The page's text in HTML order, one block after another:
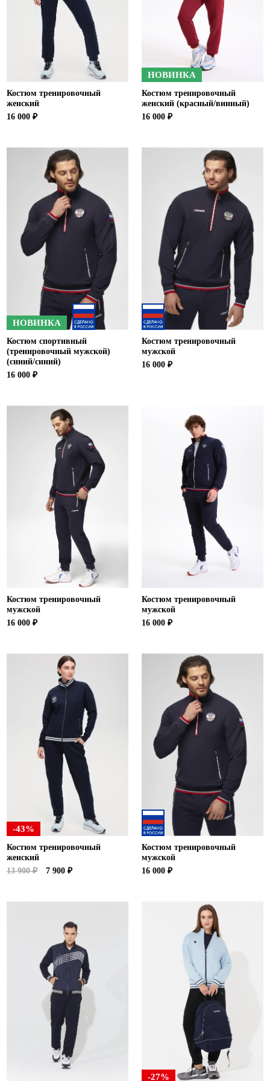
Ханты-Мансийский автономный округ (3)
Челябинская область (2)
Ямало-Ненецкий автономный округ (1)
Ярославская область (1)
Костюм тренировочный
женский
16 000 ₽
НОВИНКА
Костюм тренировочный
женский (красный/винный)
16 000 ₽
НОВИНКА
Костюм спортивный
(тренировочный мужской)
(синий/синий)
16 000 ₽
Костюм тренировочный
мужской
16 000 ₽
Костюм тренировочный
мужской
16 000 ₽
Костюм тренировочный
мужской
16 000 ₽
-43%
Костюм тренировочный
женский
13 900 ₽
7 900 ₽
Костюм тренировочный
мужской
16 000 ₽
-27%